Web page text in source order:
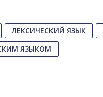
ЛЕКСИЧЕСКИЙ ЯЗЫК
ЯЗЫКОМ